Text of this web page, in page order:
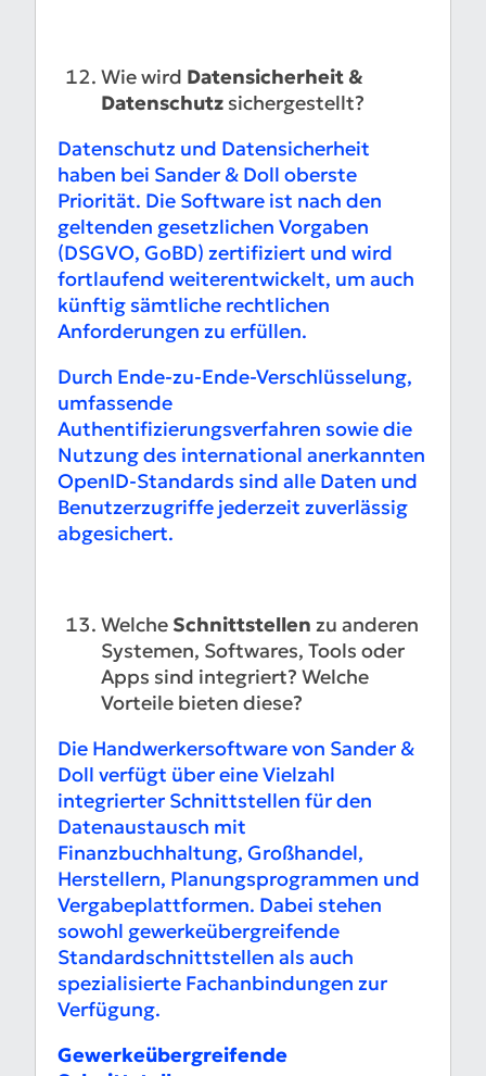
Wie wird Datensicherheit &
Datenschutz sichergestellt?
Datenschutz und Datensicherheit
haben bei Sander & Doll oberste
Priorität. Die Software ist nach den
geltenden gesetzlichen Vorgaben
(DSGVO, GoBD) zertifiziert und wird
fortlaufend weiterentwickelt, um auch
künftig sämtliche rechtlichen
Anforderungen zu erfüllen.
Durch Ende-zu-Ende-Verschlüsselung,
umfassende
Authentifizierungsverfahren sowie die
Nutzung des international anerkannten
OpenID-Standards sind alle Daten und
Benutzerzugriffe jederzeit zuverlässig
abgesichert.
Welche Schnittstellen zu anderen
Systemen, Softwares, Tools oder
Apps sind integriert? Welche
Vorteile bieten diese?
Die Handwerkersoftware von Sander &
Doll verfügt über eine Vielzahl
integrierter Schnittstellen für den
Datenaustausch mit
Finanzbuchhaltung, Großhandel,
Herstellern, Planungsprogrammen und
Vergabeplattformen. Dabei stehen
sowohl gewerkeübergreifende
Standardschnittstellen als auch
spezialisierte Fachanbindungen zur
Verfügung.
Gewerkeübergreifende